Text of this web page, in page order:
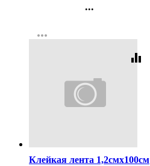
события шелкография,
арт.2021621
...
Регистрация
more_horiz
equalizer
Клейкая лента 1,2смх100см